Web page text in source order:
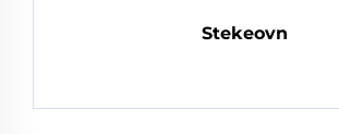
Stekeovn